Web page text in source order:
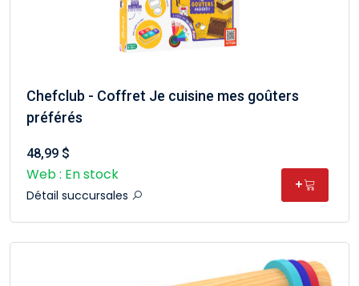
Chefclub - Coffret Je cuisine mes goûters
préférés
48,99 $
Web : En stock
Détail succursales
+